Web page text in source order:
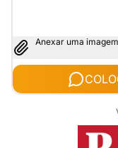
Anexar uma